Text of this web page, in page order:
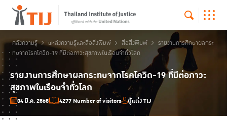
คลังความรู้ แหล่งความรู้และสื่อสิ่งพิมพ์ สื่อสิ่งพิมพ์
รายงานการศึกษาผลกระ
ทบจากโรคโควิด-19 ที่มีต่อภาวะสุขภาพในเรือนจำทั่วโลก
รายงานการศึกษาผลกระทบจากโรคโควิด-19 ที่มีต่อภาวะ
สุขภาพในเรือนจำทั่วโลก
04 มี.ค. 2565 4277 Number of visitors ผู้แต่ง TIJ